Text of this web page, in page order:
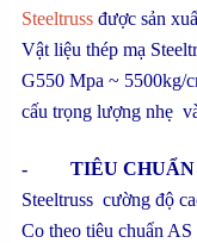
Steeltruss được sản
Vật liệu thép mạ
G550 Mpa ~ 5500kg/
cấu trọng lượng nhẹ
- TIÊU CHUẨN
Steeltruss cường độ
Co theo tiêu chuẩn